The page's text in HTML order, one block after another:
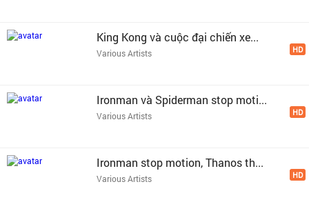
King Kong và cuộc đại chiến xe...
Various Artists HD
Ironman và Spiderman stop moti...
Various Artists HD
Ironman stop motion, Thanos th...
Various Artists HD